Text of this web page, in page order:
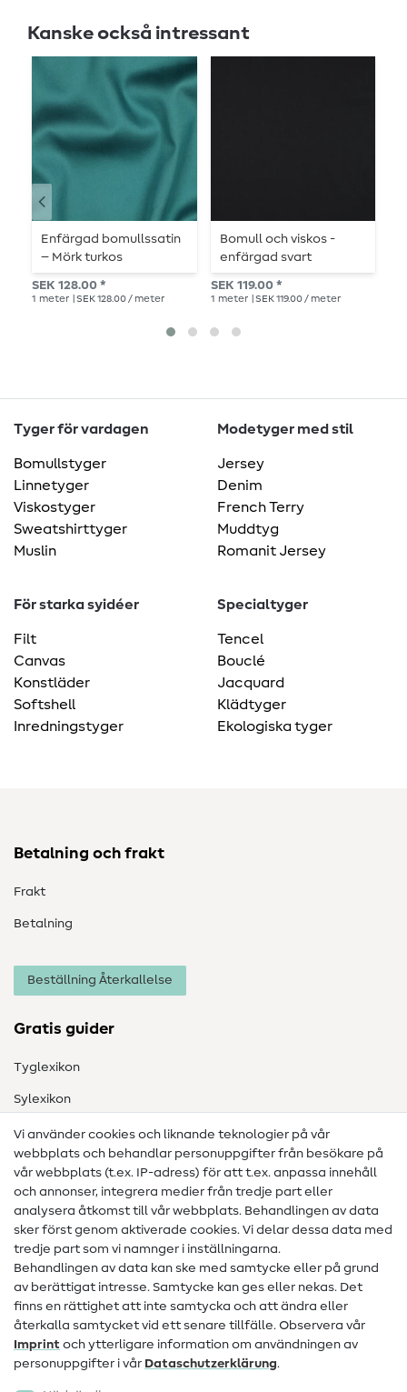
Kanske också intressant
Enfärgad bomullssatin
– Mörk turkos
SEK 128.00 *
1 meter | SEK 128.00 / meter
Bomull och viskos -
enfärgad svart
SEK 119.00 *
1 meter | SEK 119.00 / meter
Tyger för vardagen
Bomullstyger
Linnetyger
Viskostyger
Sweatshirttyger
Muslin
Modetyger med stil
Jersey
Denim
French Terry
Muddtyg
Romanit Jersey
För starka syidéer
Filt
Canvas
Konstläder
Softshell
Inredningstyger
Specialtyger
Tencel
Bouclé
Jacquard
Klädtyger
Ekologiska tyger
Betalning och frakt
Frakt
Betalning
Beställning Återkallelse
Gratis guider
Tyglexikon
Sylexikon
Sömnadsinstruktioner
Hjälp & kontakt
Kontakt
Information om byte av operatör
FAQ
Ångerrätt
Populärt
Vi använder cookies och liknande teknologier på vår
webbplats och behandlar personuppgifter från besökare på
vår webbplats (t.ex. IP-adress) för att t.ex. anpassa innehåll
och annonser, integrera medier från tredje part eller
analysera åtkomst till vår webbplats. Behandlingen av data
sker först genom aktiverade cookies. Vi delar dessa data med
tredje part som vi namnger i inställningarna.
Behandlingen av data kan ske med samtycke eller på grund
av berättigat intresse. Samtycke kan ges eller nekas. Det
finns en rättighet att inte samtycka och att ändra eller
återkalla samtycket vid ett senare tillfälle. Observera vår
Imprint och ytterligare information om användningen av
personuppgifter i vår Data­schutz­erklärung.